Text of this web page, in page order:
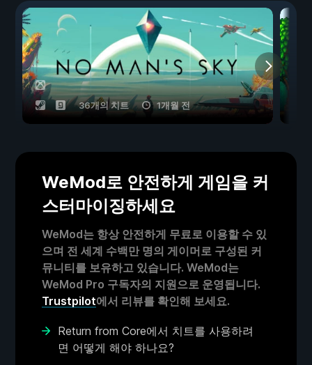
36개의 치트 1개월 전
WeMod로 안전하게 게임을 커
스터마이징하세요
WeMod는 항상 안전하게 무료로 이용할 수 있
으며 전 세계 수백만 명의 게이머로 구성된 커
뮤니티를 보유하고 있습니다. WeMod는
WeMod Pro 구독자의 지원으로 운영됩니다.
Trustpilot에서 리뷰를 확인해 보세요.
Return from Core에서 치트를 사용하려
면 어떻게 해야 하나요?